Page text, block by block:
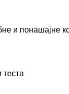
и понашајне
теста